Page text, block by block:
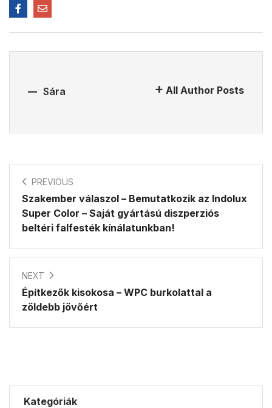
Kategóriák
Sára All Author Posts
PREVIOUS
Szakember válaszol – Bemutatkozik az Indolux
Super Color – Saját gyártású diszperziós
beltéri falfesték kínálatunkban!
NEXT
Építkezők kisokosa – WPC burkolattal a
zöldebb jövőért